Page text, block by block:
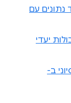
נתונים עם
יעדי
ב-